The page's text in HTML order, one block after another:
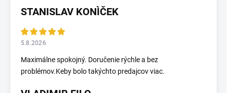
STANISLAV KONÌČEK
5.8.2026
Maximálne spokojný. Doručenie rýchle a bez
problémov.Keby bolo takýchto predajcov viac.